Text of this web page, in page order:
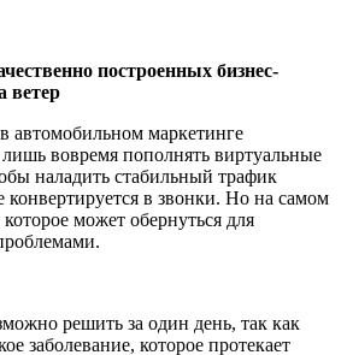
построенных бизнес-
ветер
автомобильном маркетинге
лишь вовремя пополнять виртуальные
наладить стабильный трафик
конвертируется в звонки. Но на самом
может обернуться для
решить за один день, так как
заболевание, которое протекает